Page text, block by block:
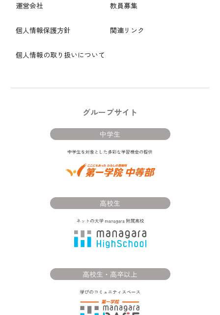
運営会社
個人情報保護方針
個人情報の取り扱いについて
教員募集
関連リンク
グループサイト
中学生
高校生
高校生・高卒以上